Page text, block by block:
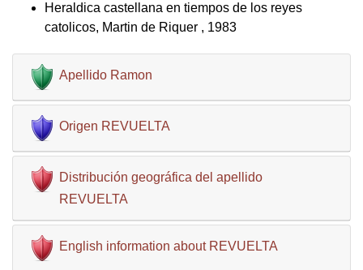
Heraldica castellana en tiempos de los reyes
catolicos, Martin de Riquer , 1983
Apellido Ramon
Origen REVUELTA
Distribución geográfica del apellido
REVUELTA
English information about REVUELTA